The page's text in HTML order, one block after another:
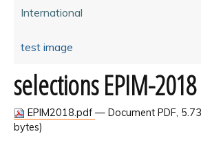
International
test image
selections EPIM-2018
EPIM2018.pdf — Document PDF,
bytes)